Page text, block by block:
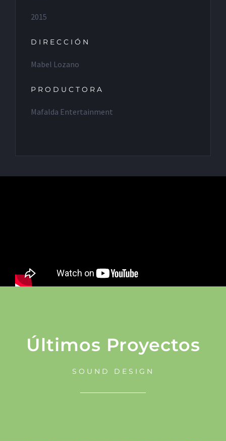
2015
DIRECCIÓN
Mabel Lozano
PRODUCTORA
Mafalda Entertainment
Últimos Proyectos
SOUND DESIGN